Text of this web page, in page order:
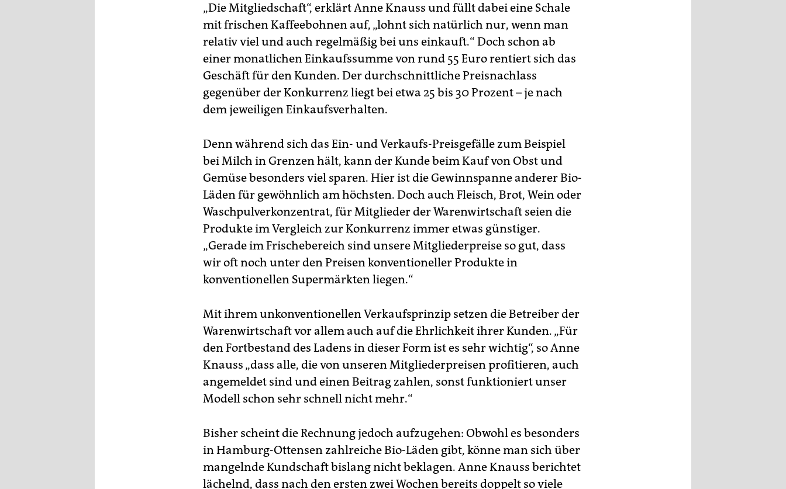
„Die Mitgliedschaft“, erklärt Anne Knauss und füllt dabei eine Schale
mit frischen Kaffeebohnen auf, „lohnt sich natürlich nur, wenn man
relativ viel und auch regelmäßig bei uns einkauft.“ Doch schon ab
einer monatlichen Einkaufssumme von rund 55 Euro rentiert sich das
Geschäft für den Kunden. Der durchschnittliche Preisnachlass
gegenüber der Konkurrenz liegt bei etwa 25 bis 30 Prozent – je nach
dem jeweiligen Einkaufsverhalten.
Denn während sich das Ein- und Verkaufs-Preisgefälle zum Beispiel
bei Milch in Grenzen hält, kann der Kunde beim Kauf von Obst und
Gemüse besonders viel sparen. Hier ist die Gewinnspanne anderer Bio-
Läden für gewöhnlich am höchsten. Doch auch Fleisch, Brot, Wein oder
Waschpulverkonzentrat, für Mitglieder der Warenwirtschaft seien die
Produkte im Vergleich zur Konkurrenz immer etwas günstiger.
„Gerade im Frischebereich sind unsere Mitgliederpreise so gut, dass
wir oft noch unter den Preisen konventioneller Produkte in
konventionellen Supermärkten liegen.“
Mit ihrem unkonventionellen Verkaufsprinzip setzen die Betreiber der
Warenwirtschaft vor allem auch auf die Ehrlichkeit ihrer Kunden. „Für
den Fortbestand des Ladens in dieser Form ist es sehr wichtig“, so Anne
Knauss „dass alle, die von unseren Mitgliederpreisen profitieren, auch
angemeldet sind und einen Beitrag zahlen, sonst funktioniert unser
Modell schon sehr schnell nicht mehr.“
Bisher scheint die Rechnung jedoch aufzugehen: Obwohl es besonders
in Hamburg-Ottensen zahlreiche Bio-Läden gibt, könne man sich über
mangelnde Kundschaft bislang nicht beklagen. Anne Knauss berichtet
lächelnd, dass nach den ersten zwei Wochen bereits doppelt so viele